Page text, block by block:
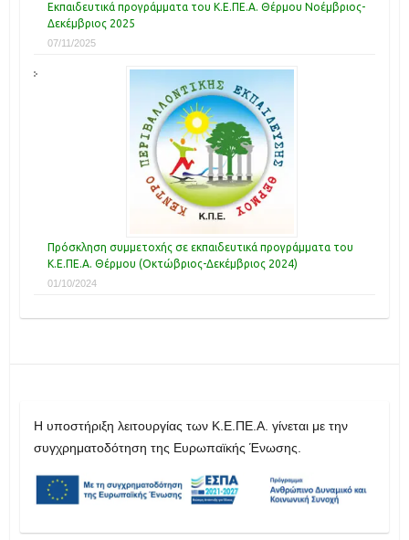
Εκπαιδευτικά προγράμματα του Κ.Ε.ΠΕ.Α. Θέρμου Νοέμβριος-
Δεκέμβριος 2025
07/11/2025
Πρόσκληση συμμετοχής σε εκπαιδευτικά προγράμματα του
Κ.Ε.ΠΕ.Α. Θέρμου (Οκτώβριος-Δεκέμβριος 2024)
01/10/2024
H υποστήριξη λειτουργίας των Κ.Ε.ΠΕ.Α. γίνεται με την
συγχρηματοδότηση της Ευρωπαϊκής Ένωσης.